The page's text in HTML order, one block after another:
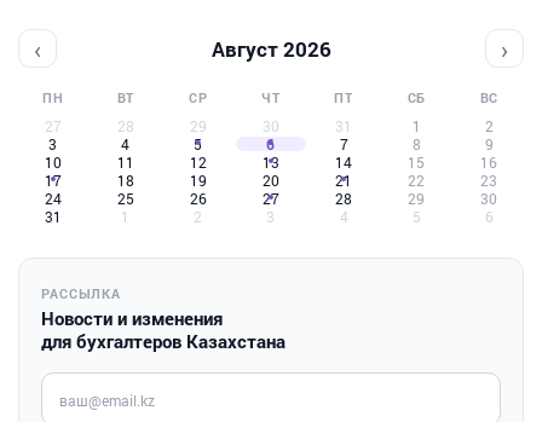
‹ Август 2026 ›
ПН ВТ СР ЧТ ПТ СБ ВС
27 28 29 30 31 1
2
3
4 5 6 7 8
9
10
11 12 13 14 15
16
17
18 19 20 21 22
23
24
25 26 27 28 29
30
31
1 2 3 4 5 6
РАССЫЛКА
Новости и изменения
для бухгалтеров Казахстана
Введите ваш e-mail